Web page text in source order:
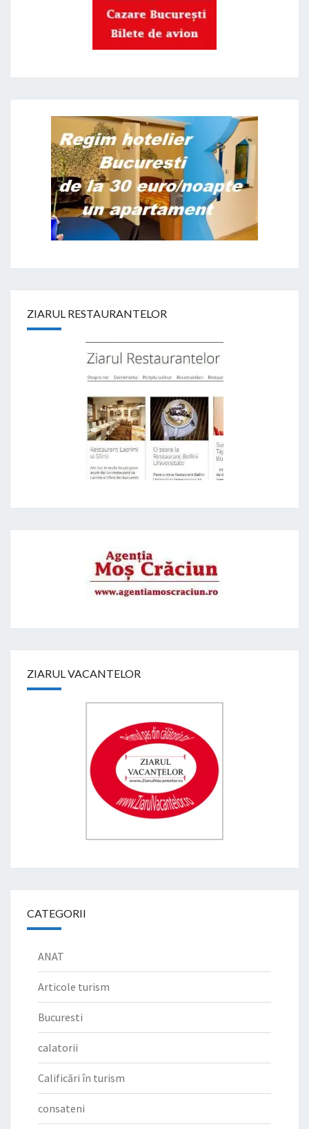
ZIARUL RESTAURANTELOR
ZIARUL VACANTELOR
CATEGORII
ANAT
Articole turism
Bucuresti
calatorii
Calificări în turism
consateni